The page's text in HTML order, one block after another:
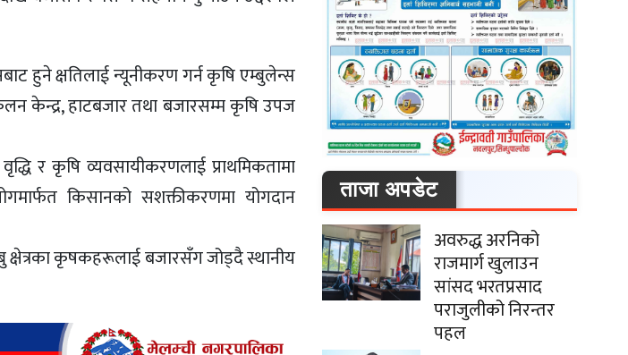
हुने क्षतिलाई न्यूनीकरण गर्न कृषि एम्बुलेन्स
केन्द्र, हाटबजार तथा बजारसम्म कृषि उपज
र कृषि व्यवसायीकरणलाई प्राथमिकतामा
किसानको सशक्तीकरणमा योगदान
कृषकहरूलाई बजारसँग जोड्दै स्थानीय
ताजा अपडेट
अवरुद्ध अरनिको
राजमार्ग खुलाउन
सांसद भरतप्रसाद
पराजुलीको निरन्तर
पहल